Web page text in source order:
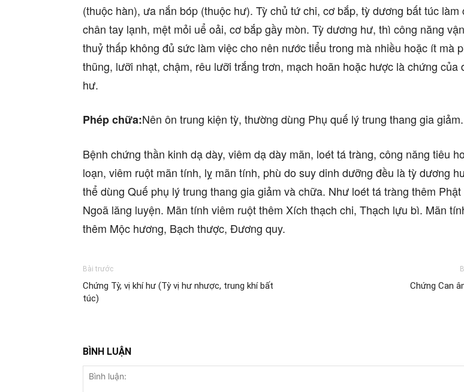
(thuộc hàn), ưa nắn bóp (thuộc hư). Tỳ chủ tứ chi, cơ bắp, tỳ dương bất túc làm
chân tay lạnh, mệt mỏi uể oải, cơ bắp gầy mòn. Tỳ dương hư, thì công năng
thuỷ thấp không đủ sức làm việc cho nên nước tiểu trong mà nhiều hoặc ít mà
thũng, lưỡi nhạt, chậm, rêu lưỡi trắng trơn, mạch hoãn hoặc hược là chứng của
hư.
Phép chữa:Nên ôn trung kiện tỳ, thường dùng Phụ quế lý trung thang gia giảm.
Bệnh chứng thần kinh dạ dày, viêm dạ dày mãn, loét tá tràng, công năng tiêu
loạn, viêm ruột mãn tính, lỵ mãn tính, phù do suy dinh dưỡng đều là tỳ dương
thể dùng Quế phụ lý trung thang gia giảm và chữa. Như loét tá tràng thêm Phật
Ngoã lăng luyện. Mãn tính viêm ruột thêm Xích thạch chi, Thạch lựu bì. Mãn
thêm Mộc hương, Bạch thược, Đương quy.
Bài trước
Chứng Tỳ, vị khí hư (Tỳ vị hư nhược, trung khí bất
túc)
Chứng Can
BÌNH LUẬN